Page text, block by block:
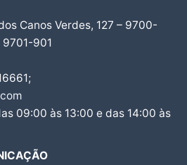
Canos Verdes, 127 – 9700-
901
09:00 às 13:00 e das 14:00 às